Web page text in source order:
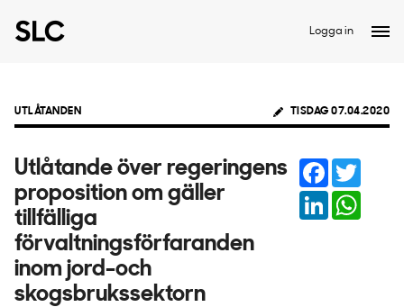
Logga in
UTLÅTANDEN TISDAG 07.04.2020
Utlåtande över regeringens
proposition om gäller
tillfälliga
förvaltningsförfaranden
inom jord-och
skogsbrukssektorn
Facebook
LinkedIn